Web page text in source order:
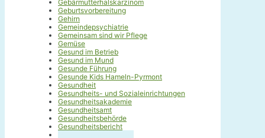
Gebärmutterhalskarzinom
Geburtsvorbereitung
Gehirn
Gemeindepsychiatrie
Gemeinsam sind wir Pflege
Gemüse
Gesund im Betrieb
Gesund im Mund
Gesunde Führung
Gesunde Kids Hameln-Pyrmont
Gesundheit
Gesundheits- und Sozialeinrichtungen
Gesundheitsakademie
Gesundheitsamt
Gesundheitsbehörde
Gesundheitsbericht